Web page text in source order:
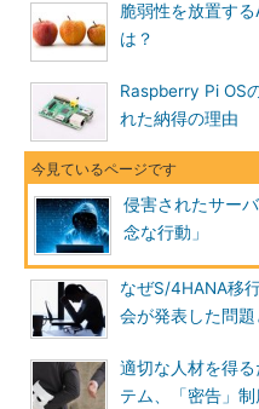
脆弱性を放置す
は？
Raspberry Pi OS
れた納得の理由
侵害されたサー
念な行動」
なぜS/4HANA移
会が発表した問題
適切な人材を得
テム、「密告」制